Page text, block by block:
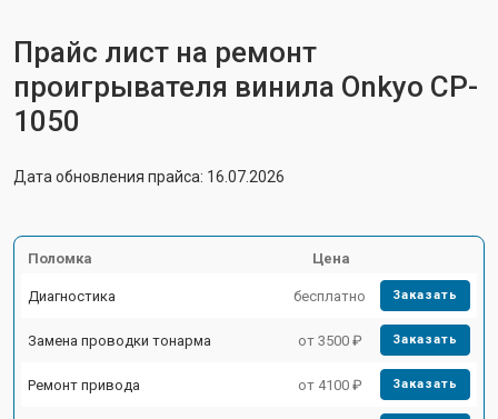
Прайс лист на ремонт
проигрывателя винила Onkyo CP-
1050
Дата обновления прайса: 16.07.2026
Поломка Цена
Диагностика бесплатно Заказать
Замена проводки тонарма от 3500 ₽ Заказать
Ремонт привода от 4100 ₽ Заказать